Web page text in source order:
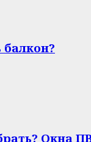
балкон?
Окна